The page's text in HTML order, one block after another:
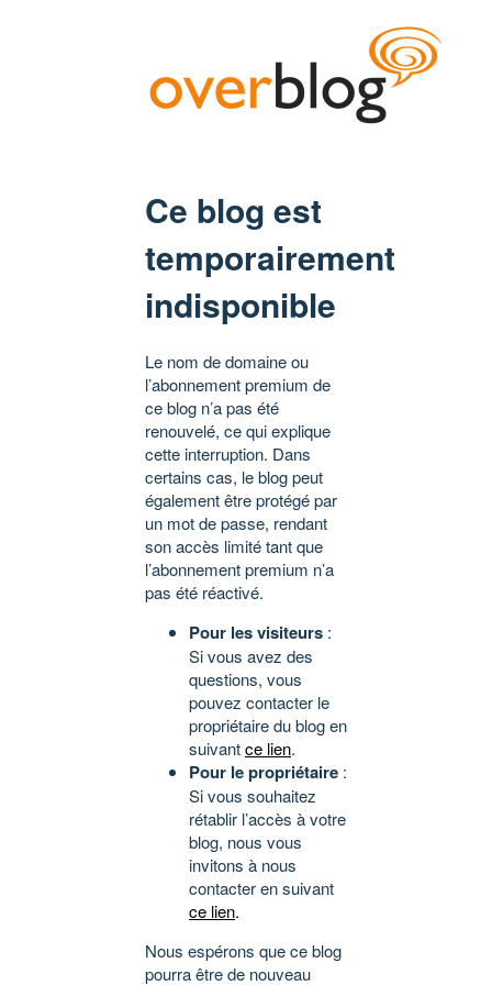
Ce blog est
temporairement
indisponible
Le nom de domaine ou
l’abonnement premium de
ce blog n’a pas été
renouvelé, ce qui explique
cette interruption. Dans
certains cas, le blog peut
également être protégé par
un mot de passe, rendant
son accès limité tant que
l’abonnement premium n’a
pas été réactivé.
Pour les visiteurs :
Si vous avez des
questions, vous
pouvez contacter le
propriétaire du blog en
suivantce lien.
Pour le propriétaire :
Si vous souhaitez
rétablir l’accès à votre
blog, nous vous
invitons à nous
contacter en suivant
ce lien.
Nous espérons que ce blog
pourra être de nouveau